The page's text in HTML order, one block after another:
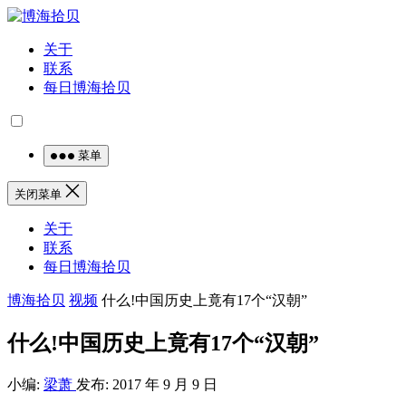
关于
联系
每日博海拾贝
菜单
关闭菜单
关于
联系
每日博海拾贝
博海拾贝 视频 什么!中国历史上竟有17个“汉朝”
什么!中国历史上竟有17个“汉朝”
小编: 梁萧 发布: 2017 年 9 月 9 日